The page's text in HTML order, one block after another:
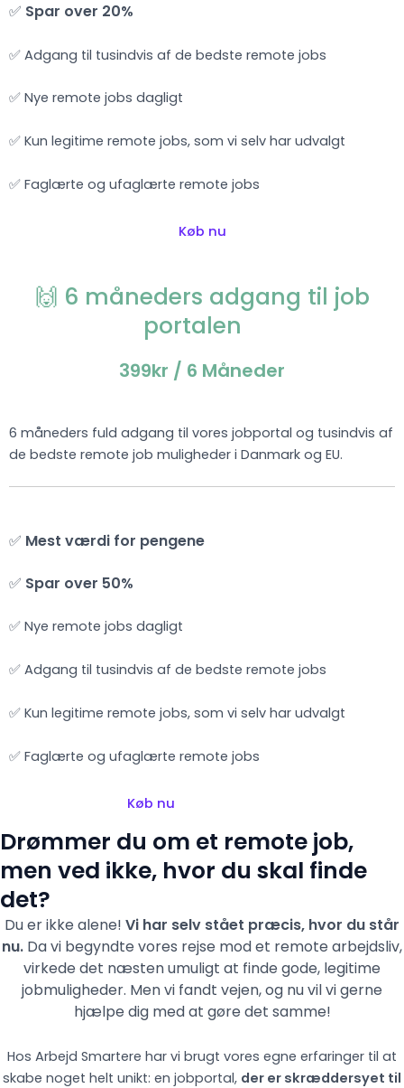
✅ Spar over 20%
✅ Adgang til tusindvis af de bedste remote jobs
✅ Nye remote jobs dagligt
✅ Kun legitime remote jobs, som vi selv har udvalgt
✅ Faglærte og ufaglærte remote jobs
Køb nu
🙌 6 måneders adgang til job
portalen
399kr / 6 Måneder
6 måneders fuld adgang til vores jobportal og tusindvis af
de bedste remote job muligheder i Danmark og EU.
✅ Mest værdi for pengene
✅ Spar over 50%
✅ Nye remote jobs dagligt
✅ Adgang til tusindvis af de bedste remote jobs
✅ Kun legitime remote jobs, som vi selv har udvalgt
✅ Faglærte og ufaglærte remote jobs
Køb nu
Drømmer du om et remote job,
men ved ikke, hvor du skal finde
det?
Du er ikke alene! Vi har selv stået præcis, hvor du står
nu. Da vi begyndte vores rejse mod et remote arbejdsliv,
virkede det næsten umuligt at finde gode, legitime
jobmuligheder. Men vi fandt vejen,og nu vil vi gerne
hjælpe dig med at gøre det samme!
Hos Arbejd Smartere har vi brugt vores egne erfaringer til at
skabe noget helt unikt: en jobportal, der er skræddersyet til